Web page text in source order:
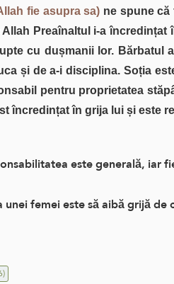
fie asupra sa) ne spune că
Preaînaltul i-a
cu dușmanii lor. Bărbatul
și de a-i disciplina. Soția
pentru proprietatea
încredințat în grija lui și este
este generală,
femei este să aibă grijă